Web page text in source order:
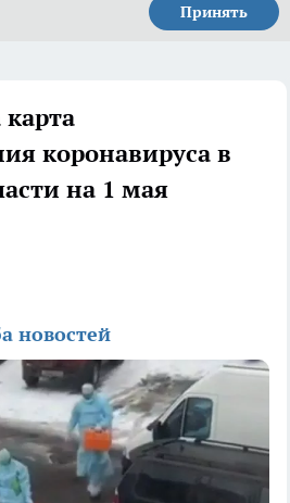
Принять
коронавируса в
на 1 мая
новостей